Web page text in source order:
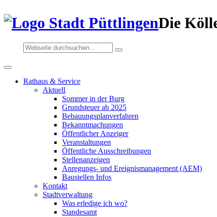
Die
Rathaus & Service
Aktuell
Sommer in der Burg
Grundsteuer ab 2025
Bebauungsplanverfahren
Bekanntmachungen
Öffentlicher Anzeiger
Veranstaltungen
Öffentliche Ausschreibungen
Stellenanzeigen
Anregungs- und Ereignismanagement (AEM)
Baustellen Infos
Kontakt
Stadtverwaltung
Was erledige ich wo?
Standesamt